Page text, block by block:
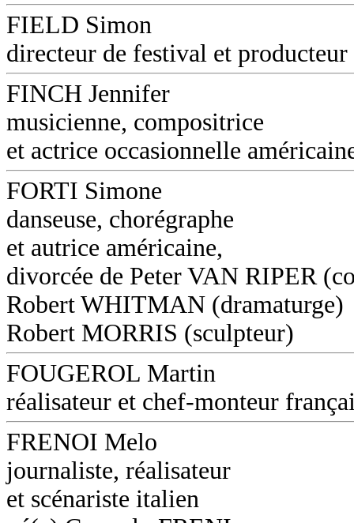
FIELD Simon
directeur de festival et
FINCH Jennifer
musicienne, compositrice
et actrice occasionnelle
FORTI Simone
danseuse, chorégraphe
et autrice américaine,
divorcée de Peter VAN RIPER
Robert WHITMAN (dramaturge)
Robert MORRIS (sculpteur)
FOUGEROL Martin
réalisateur et chef-monteur
FRENOI Melo
journaliste, réalisateur
et scénariste italien